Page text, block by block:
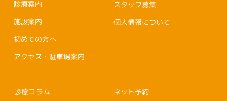
診療案内
施設案内
初めての方へ
アクセス・駐車場案内
スタッフ募集
個人情報について
診療コラム
ネット予約